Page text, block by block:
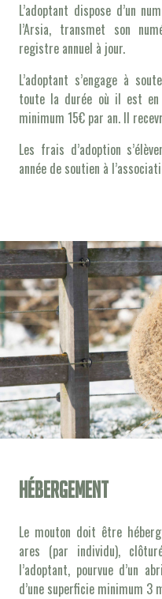
L’adoptant dispose d’un
l’Arsia, transmet son
registre annuel à jour.
L’adoptant s’engage à
toute la durée où il est en
minimum 15€ par an. Il
Les frais d’adoption
année de soutien à
Hébergement
Le mouton doit être
ares (par individu),
l’adoptant, pourvue d’un
d’une superficie minimum 3